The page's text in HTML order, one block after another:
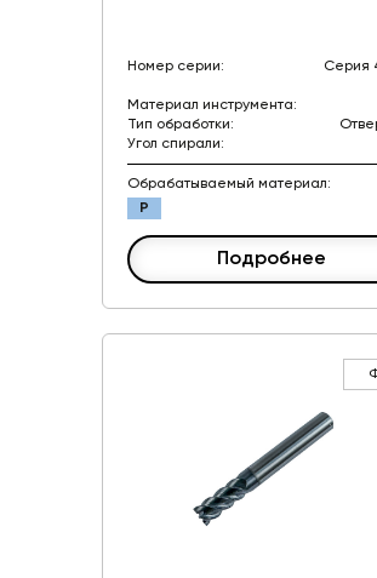
Номер серии:
Серия
Материал инструмента:
Тип обработки:
Угол спирали:
Обрабатываемый материал:
P
Подробнее